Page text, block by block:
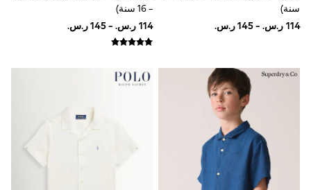
Jeans
Swimwear
Hats & Caps
Vests
Sunglasses
Beach Towels
Bags
Travel Bags
Luggage
Angel & Rocket
B by Ted Baker
سنة)
- 16 سنة)